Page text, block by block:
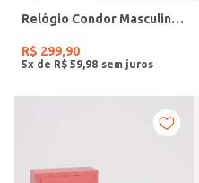
Relógio Condor Masculino PRETO
R$ 299,90
5x de R$ 59 98